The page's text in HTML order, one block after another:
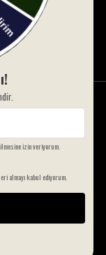
Kayıt Ol
izin veriyorum.
almayı kabul ediyorum.